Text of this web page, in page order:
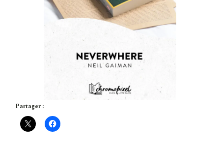
Partager :